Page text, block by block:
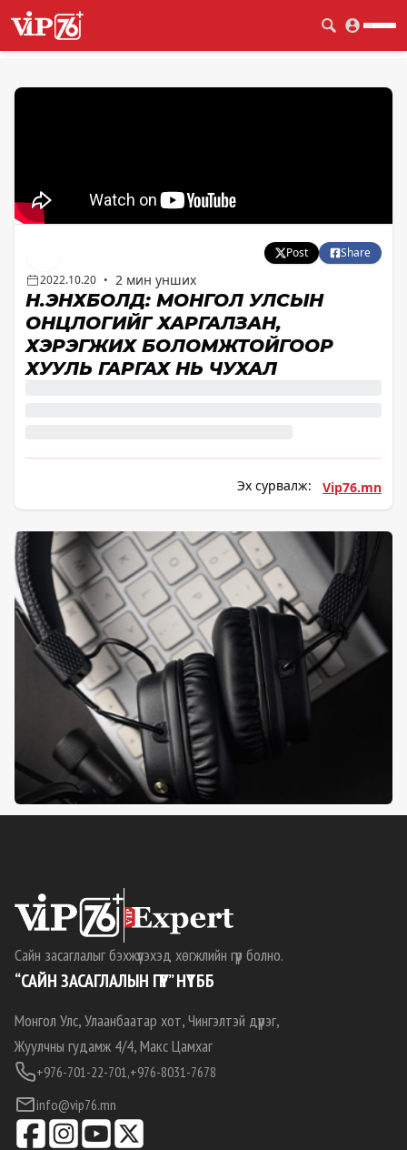
Post
Share
2022.10.20 • 2 мин унших
Н.ЭНХБОЛД: МОНГОЛ УЛСЫН
ОНЦЛОГИЙГ ХАРГАЛЗАН,
ХЭРЭГЖИХ БОЛОМЖТОЙГООР
ХУУЛЬ ГАРГАХ НЬ ЧУХАЛ
Эх сурвалж: Vip76.mn
Сайн засаглалыг бэхжүүлэхэд хөгжлийн гүүр болно.
“САЙН ЗАСАГЛАЛЫН ГҮҮР” НҮТББ
Монгол Улс, Улаанбаатар хот, Чингэлтэй дүүрэг,
Жуулчны гудамж 4/4, Макс Цамхаг
+976-701-22-701,+976-8031-7678
info@vip76.mn